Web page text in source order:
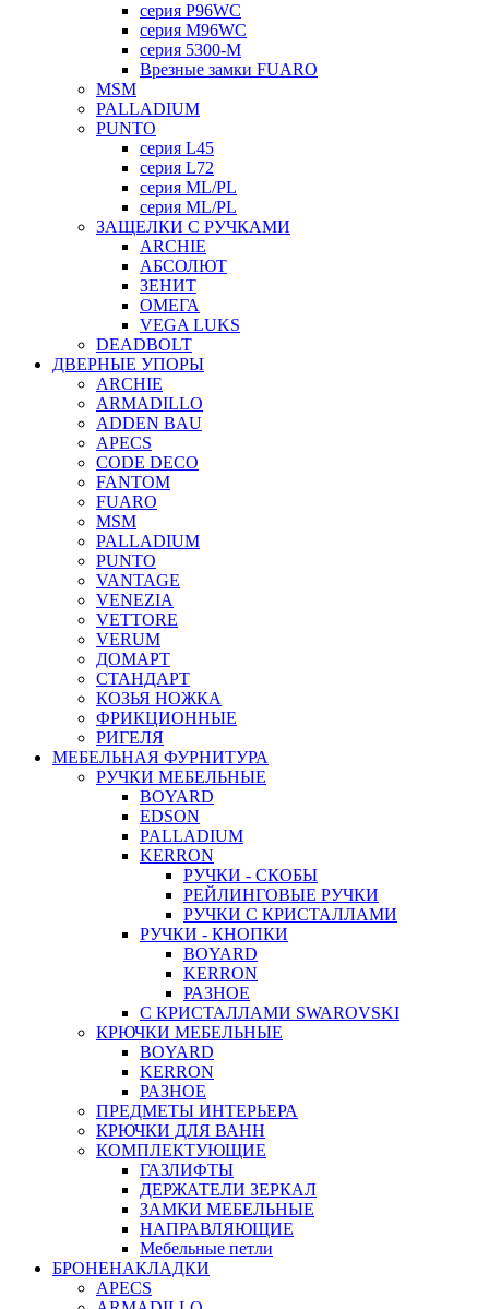
серия P96WC
серия M96WC
серия 5300-M
Врезные замки FUARO
MSM
PALLADIUM
PUNTO
серия L45
серия L72
серия ML/PL
серия ML/PL
ЗАЩЕЛКИ С РУЧКАМИ
ARCHIE
АБСОЛЮТ
ЗЕНИТ
ОМЕГА
VEGA LUKS
DEADBOLT
ДВЕРНЫЕ УПОРЫ
ARCHIE
ARMADILLO
ADDEN BAU
APECS
CODE DECO
FANTOM
FUARO
MSM
PALLADIUM
PUNTO
VANTAGE
VENEZIA
VETTORE
VERUM
ДОМАРТ
СТАНДАРТ
КОЗЬЯ НОЖКА
ФРИКЦИОННЫЕ
РИГЕЛЯ
МЕБЕЛЬНАЯ ФУРНИТУРА
РУЧКИ МЕБЕЛЬНЫЕ
BOYARD
EDSON
PALLADIUM
KERRON
РУЧКИ - СКОБЫ
РЕЙЛИНГОВЫЕ РУЧКИ
РУЧКИ С КРИСТАЛЛАМИ
РУЧКИ - КНОПКИ
BOYARD
KERRON
РАЗНОЕ
С КРИСТАЛЛАМИ SWAROVSKI
КРЮЧКИ МЕБЕЛЬНЫЕ
BOYARD
KERRON
РАЗНОЕ
ПРЕДМЕТЫ ИНТЕРЬЕРА
КРЮЧКИ ДЛЯ ВАНН
КОМПЛЕКТУЮЩИЕ
ГАЗЛИФТЫ
ДЕРЖАТЕЛИ ЗЕРКАЛ
ЗАМКИ МЕБЕЛЬНЫЕ
НАПРАВЛЯЮЩИЕ
Мебельные петли
БРОНЕНАКЛАДКИ
APECS